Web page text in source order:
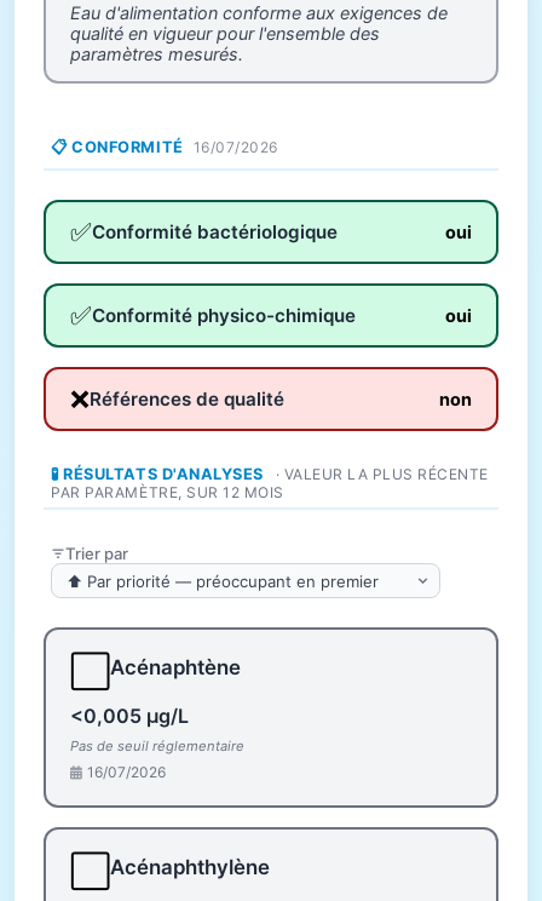
Eau d'alimentation conforme aux exigences de
qualité en vigueur pour l'ensemble des
paramètres mesurés.
📋 CONFORMITÉ 16/07/2026
✅Conformité bactériologique oui
✅Conformité physico-chimique oui
❌Références de qualité non
🧪 RÉSULTATS D'ANALYSES
· VALEUR LA PLUS RÉCENTE
PAR PARAMÈTRE, SUR 12 MOIS
Trier par
Acénaphtène
<0,005 µg/L
Pas de seuil réglementaire
16/07/2026
Acénaphthylène